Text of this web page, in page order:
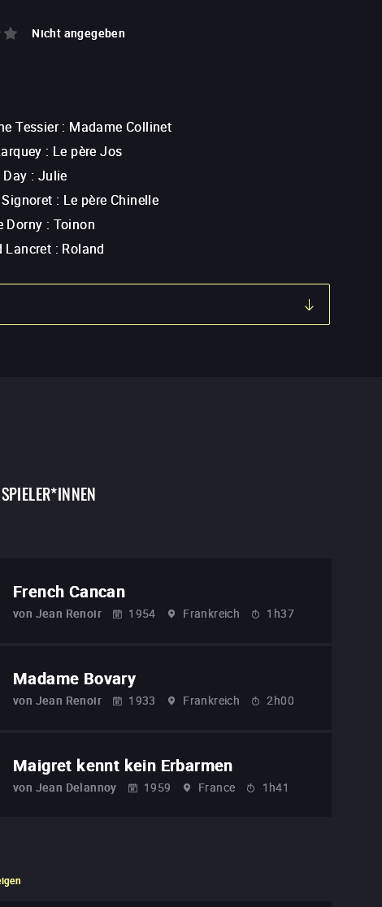
Nicht angegeben
Tessier: Madame Collinet
: Le père Jos
: Julie
: Le père Chinelle
Dorny : Toinon
Lancret : Roland
French Cancan
von Jean Renoir 1954 Frankreich 1h37
Madame Bovary
von Jean Renoir 1933 Frankreich 2h00
Maigret kennt kein Erbarmen
von Jean Delannoy 1959 France 1h41